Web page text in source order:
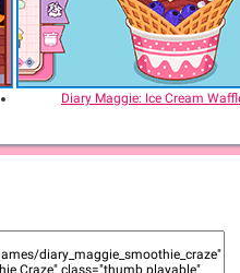
Diary Maggie: Ice Cream